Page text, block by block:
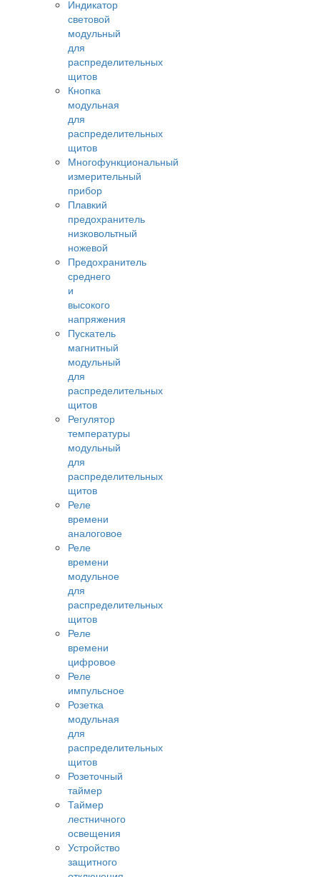
Индикатор
световой
модульный
для
распределительных
щитов
Кнопка
модульная
для
распределительных
щитов
Многофункциональный
измерительный
прибор
Плавкий
предохранитель
низковольтный
ножевой
Предохранитель
среднего
и
высокого
напряжения
Пускатель
магнитный
модульный
для
распределительных
щитов
Регулятор
температуры
модульный
для
распределительных
щитов
Реле
времени
аналоговое
Реле
времени
модульное
для
распределительных
щитов
Реле
времени
цифровое
Реле
импульсное
Розетка
модульная
для
распределительных
щитов
Розеточный
таймер
Таймер
лестничного
освещения
Устройство
защитного